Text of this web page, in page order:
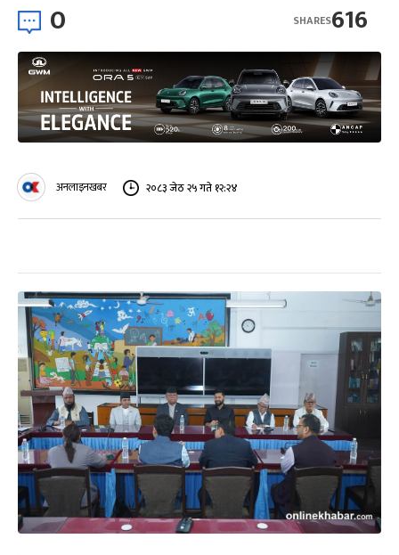
0 616
SHARES
अनलाइनखबर २०८३ जेठ २५ गते १२:२४